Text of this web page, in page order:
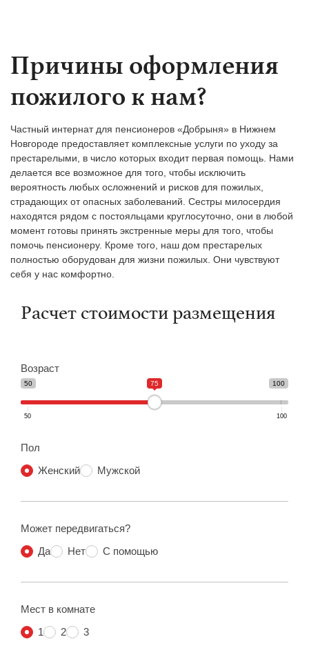
Причины оформления
пожилого к нам?
Частный интернат для пенсионеров «Добрыня» в Нижнем
Новгороде предоставляет комплексные услуги по уходу за
престарелыми, в число которых входит первая помощь. Нами
делается все возможное для того, чтобы исключить
вероятность любых осложнений и рисков для пожилых,
страдающих от опасных заболеваний. Сестры милосердия
находятся рядом с постояльцами круглосуточно, они в любой
момент готовы принять экстренные меры для того, чтобы
помочь пенсионеру. Кроме того, наш дом престарелых
полностью оборудован для жизни пожилых. Они чувствуют
себя у нас комфортно.
Расчет стоимости размещения